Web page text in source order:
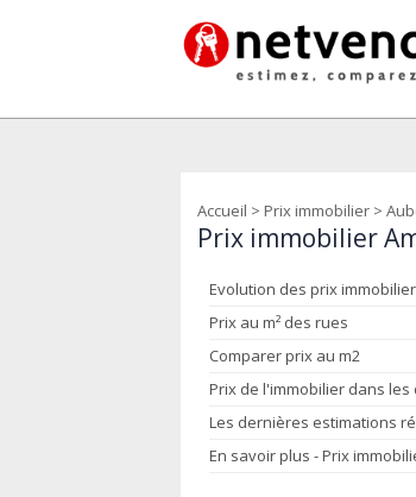
Accueil > Prix immobilier >
Prix immobilier
Evolution des prix
Prix au m² des rues
Comparer prix au m2
Prix de l'immobilier dans
Les dernières estimations
En savoir plus - Prix